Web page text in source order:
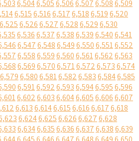
6,5046,5056,5066,5076,5086,509
6,5156,5166,5176,5186,5196,520
6,5256,5266,5276,5286,5296,530
6,5366,5376,5386,5396,5406,541
6,5476,5486,5496,5506,5516,552
6,5586,5596,5606,5616,5626,563
6,5696,5706,5716,5726,5736,574
6,5796,5806,5816,5826,5836,5846,585
6,5916,5926,5936,5946,5956,596
6,6026,6036,6046,6056,6066,607
6,6136,6146,6156,6166,6176,618
6,6246,6256,6266,6276,628
6,6346,6356,6366,6376,6386,639